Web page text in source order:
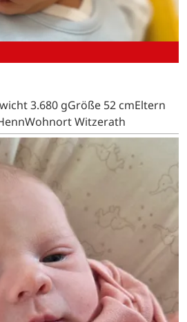
3.680 gGröße 52 cmEltern
Witzerath